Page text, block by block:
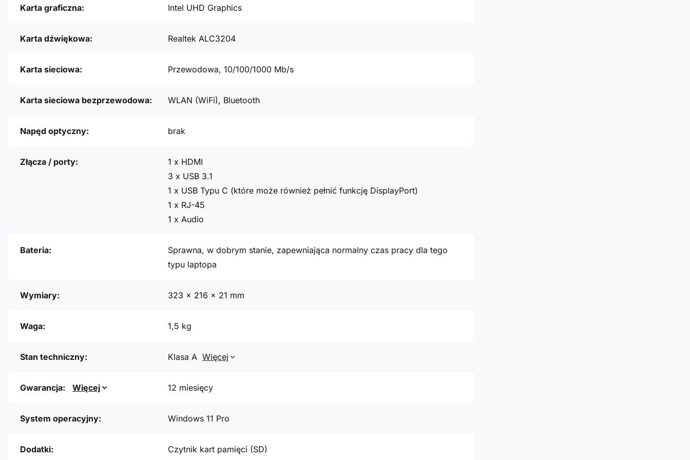
Karta graficzna: Intel UHD Graphics
Karta dźwiękowa: Realtek ALC3204
Karta sieciowa: Przewodowa, 10/100/1000 Mb/s
Karta sieciowa bezprzewodowa: WLAN (WiFi), Bluetooth
Napęd optyczny: brak
Złącza / porty:
1 x HDMI
3 x USB 3.1
1 x USB Typu C (które może również pełnić funkcję DisplayPort)
1 x RJ-45
1 x Audio
Bateria:
Sprawna, w dobrym stanie, zapewniająca normalny czas pracy dla tego
typu laptopa
Wymiary: 323 x 216 x 21 mm
Waga: 1,5 kg
Stan techniczny: Klasa A Więcej
Gwarancja: Więcej 12 miesięcy
System operacyjny: Windows 11 Pro
Dodatki: Czytnik kart pamięci (SD)